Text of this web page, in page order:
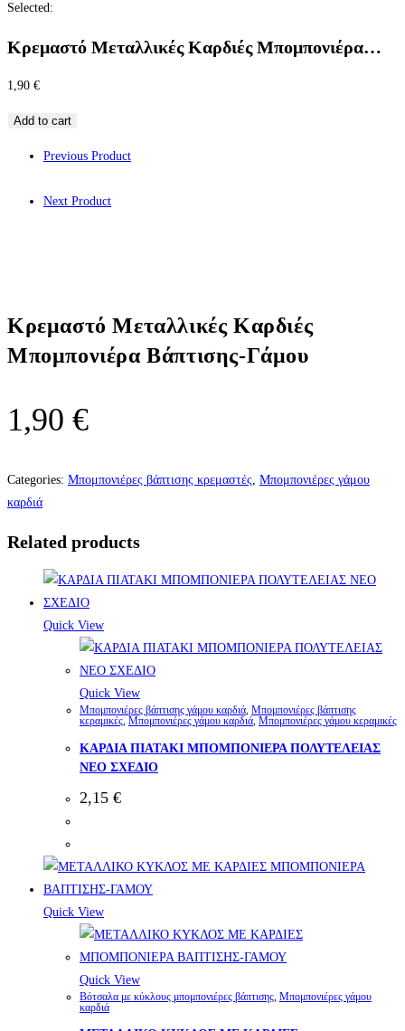
Selected:
Κρεμαστό Μεταλλικές Καρδιές Μπομπονιέρα…
1,90 €
Add to cart
Previous Product
Next Product
Κρεμαστό Μεταλλικές Καρδιές
Μπομπονιέρα Βάπτισης-Γάμου
1,90 €
Categories: Μπομπονιέρες βάπτισης κρεμαστές, Μπομπονιέρες γάμου
καρδιά
Related products
Quick View
Quick View
Μπομπονιέρες βάπτισης γάμου καρδιά, Μπομπονιέρες βάπτισης
κεραμικές, Μπομπονιέρες γάμου καρδιά, Μπομπονιέρες γάμου κεραμικές
ΚΑΡΔΙΑ ΠΙΑΤΑΚΙ ΜΠΟΜΠΟΝΙΕΡΑ ΠΟΛΥΤΕΛΕΙΑΣ
ΝΕΟ ΣΧΕΔΙΟ
2,15 €
Quick View
Quick View
Βότσαλα με κύκλους μπομπονιέρες βάπτισης Μπομπονιέρες γάμου
καρδιά